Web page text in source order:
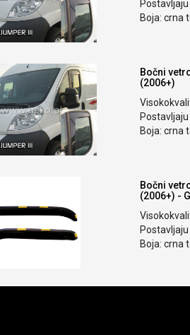
Boja: crna
Bočni
(2006+)
Boja: crna
Bočni
(2006+) -
Boja: crna